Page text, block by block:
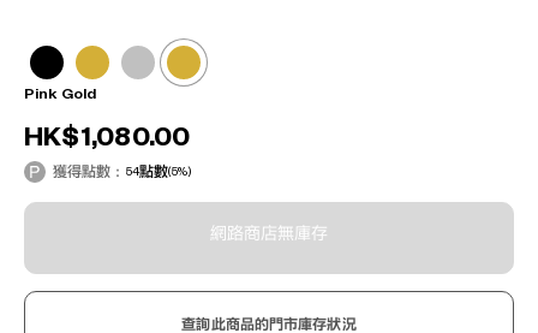
Pink Gold
HK$1,080.00
獲得點數： 54點數(5%)
網路商店無庫存
查詢此商品的門市庫存狀況